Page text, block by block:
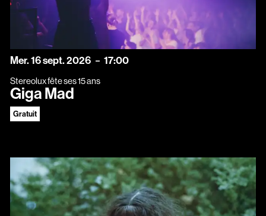
mercredi
Mer.16septembre
sept.2026 17:00
Stereolux fête ses 15 ans
Giga Mad
Gratuit